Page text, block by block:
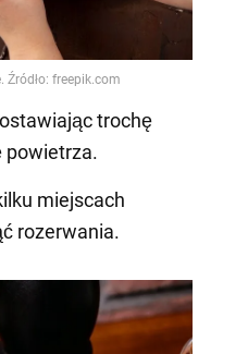
trochę
powietrza.
miejscach
rozerwania.